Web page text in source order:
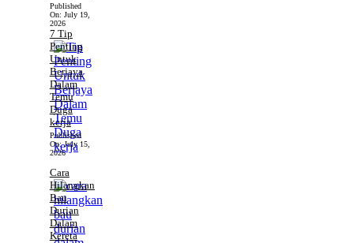
Published
On: July 19,
2026
7 Tip
Penting
Untuk
Berjaya
Dalam
Temu
Duga
kerja
Published
On:July 15,
2026
Cara
Hilangkan
Bau
Durian
Dalam
Kereta